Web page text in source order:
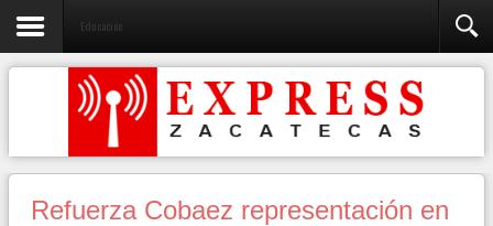
Educación
Refuerza Cobaez representación en